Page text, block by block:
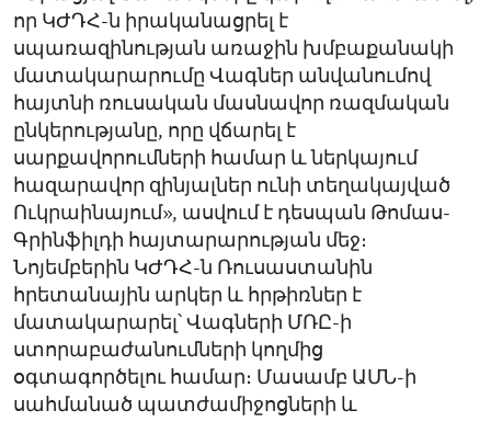
որ ԿԺԴՀ-ն իրականացրել է
սպառազինության առաջին խմբաքանակի
մատակարարումը Վագներ անվանումով
հայտնի ռուսական մասնավոր ռազմական
ընկերությանը, որը վճարել է
սարքավորումների համար և ներկայում
հազարավոր զինյալներ ունի տեղակայված
Ուկրաինայում», ասվում է դեսպան Թոմաս-
Գրինֆիլդի հայտարարության մեջ։
Նոյեմբերին ԿԺԴՀ-ն Ռուսաստանին
հրետանային արկեր և հրթիռներ է
մատակարարել՝ Վագների ՄՌԸ-ի
ստորաբաժանումների կողմից
օգտագործելու համար։ Մասամբ ԱՄՆ-ի
սահմանած պատժամիջոցների և